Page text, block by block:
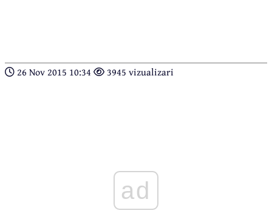
26 Nov 2015 10:34 3945 vizualizari
ad